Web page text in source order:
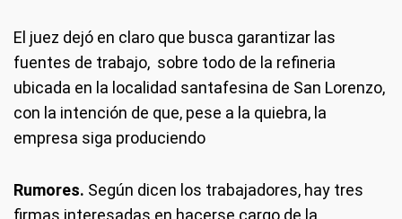
El juez dejó en claro que busca garantizar las
fuentes de trabajo, sobre todo de la refineria
ubicada en la localidad santafesina de San Lorenzo,
con la intención de que, pese a la quiebra, la
empresa siga produciendo
Rumores. Según dicen los trabajadores, hay tres
firmas interesadas en hacerse cargo de la